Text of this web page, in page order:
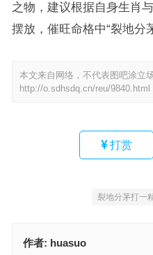
之物，建议根据自身生肖
摆放，催旺命格中“裂地分
本文来自网络，不代表图吧涂立
http://o.sdhsdq.cn/reu/9840.html
打赏
裂地分茅打一
作者: huasuo